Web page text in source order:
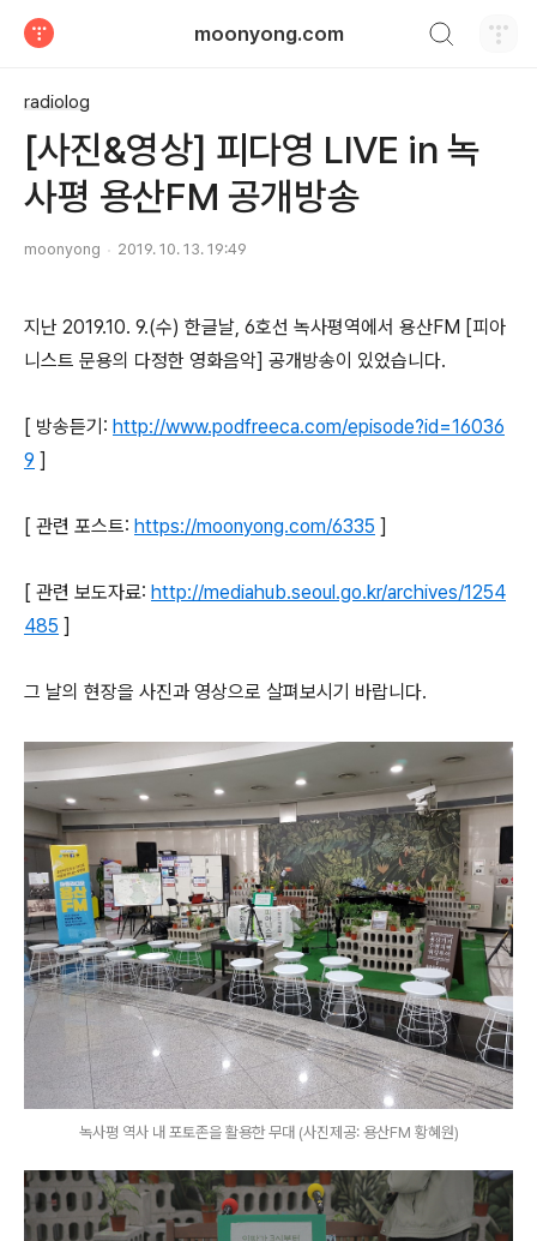
moonyong.com
radiolog
[사진&영상] 피다영 LIVE in 녹
사평 용산FM 공개방송
moonyong 2019. 10. 13. 19:49
지난 2019.10. 9.(수) 한글날, 6호선 녹사평역에서 용산FM [피아
니스트 문용의 다정한 영화음악] 공개방송이 있었습니다.
[ 방송듣기: http://www.podfreeca.com/episode?id=16036
9 ]
[ 관련 포스트: https://moonyong.com/6335 ]
[ 관련 보도자료: http://mediahub.seoul.go.kr/archives/1254
485 ]
그 날의 현장을 사진과 영상으로 살펴보시기 바랍니다.
녹사평 역사 내 포토존을 활용한 무대 (사진제공: 용산FM 황혜원)